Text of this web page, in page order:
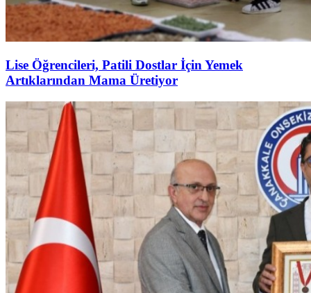
Lise Öğrencileri, Patili Dostlar İçin Yemek
Artıklarından Mama Üretiyor